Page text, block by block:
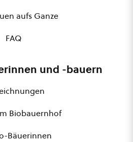
aufs Ganze
FAQ
und -bauern
Biobauernhof
Bäuerinnen